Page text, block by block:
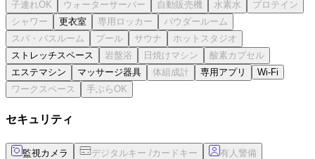
更衣室
ストレッチスペース
エステマシン
マッサージ器具 専用アプリ Wi-Fi
セキュリティ
監視カメラ